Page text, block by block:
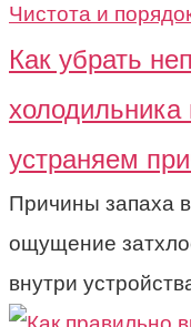
Чистота и
Как убрать
устраняем
Причины запаха
ощущение
внутри